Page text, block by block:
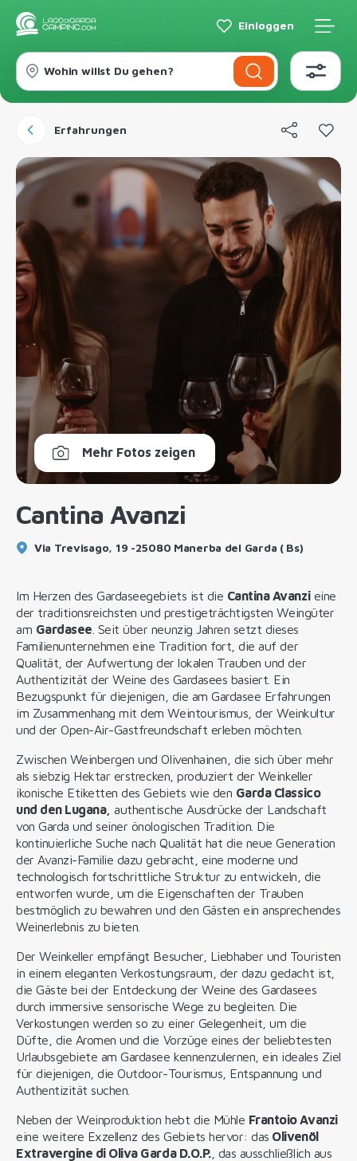
Einloggen
Wohin willst Du gehen?
Erfahrungen
Mehr Fotos zeigen
Cantina Avanzi
Via Trevisago, 19 -25080 Manerba del Garda ( Bs)
Im Herzen des Gardaseegebiets ist die Cantina Avanzieine
der traditionsreichsten und prestigeträchtigsten Weingüter
am Gardasee . Seit über neunzig Jahren setzt dieses
Familienunternehmen eine Tradition fort, die auf der
Qualität, der Aufwertung der lokalen Trauben und der
Authentizität der Weine des Gardasees basiert. Ein
Bezugspunkt für diejenigen, die am Gardasee Erfahrungen
im Zusammenhang mit dem Weintourismus, der Weinkultur
und der Open-Air-Gastfreundschaft erleben möchten.
Zwischen Weinbergen und Olivenhainen, die sich über mehr
als siebzig Hektar erstrecken, produziert der Weinkeller
ikonische Etiketten des Gebiets wie den Garda Classico
und den Lugana, authentische Ausdrücke der Landschaft
von Garda und seiner önologischen Tradition. Die
kontinuierliche Suche nach Qualität hat die neue Generation
der Avanzi-Familie dazu gebracht, eine moderne und
technologisch fortschrittliche Struktur zu entwickeln, die
entworfen wurde, um die Eigenschaften der Trauben
bestmöglich zu bewahren und den Gästen ein ansprechendes
Weinerlebnis zu bieten.
Der Weinkeller empfängt Besucher, Liebhaber und Touristen
in einem eleganten Verkostungsraum, der dazu gedacht ist,
die Gäste bei der Entdeckung der Weine des Gardasees
durch immersive sensorische Wege zu begleiten. Die
Verkostungen werden so zu einer Gelegenheit, um die
Düfte, die Aromen und die Vorzüge eines der beliebtesten
Urlaubsgebiete am Gardasee kennenzulernen, ein ideales Ziel
für diejenigen, die Outdoor-Tourismus, Entspannung und
Authentizität suchen.
Neben der Weinproduktion hebt die Mühle Frantoio Avanzi
eine weitere Exzellenz des Gebiets hervor: das Olivenöl
Extravergine di Oliva Garda D.O.P., das ausschließlich aus